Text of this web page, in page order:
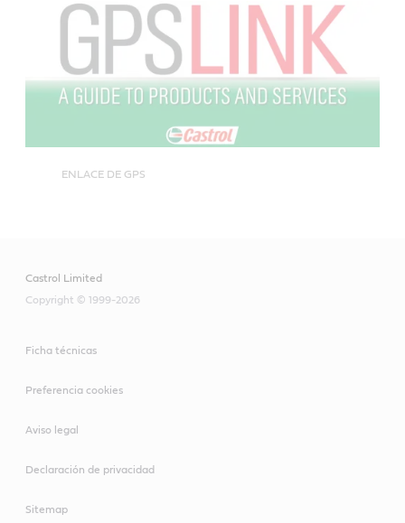
ENLACE DE GPS
Castrol Limited
Copyright © 1999-2026
Ficha técnicas
Preferencia cookies
Aviso legal
Declaración de privacidad
Sitemap